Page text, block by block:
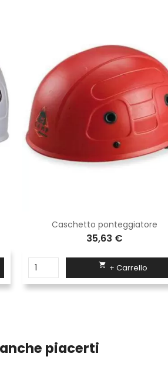
Caschetto ponteggiatore
35,63 €
 + Carrello
piacerti